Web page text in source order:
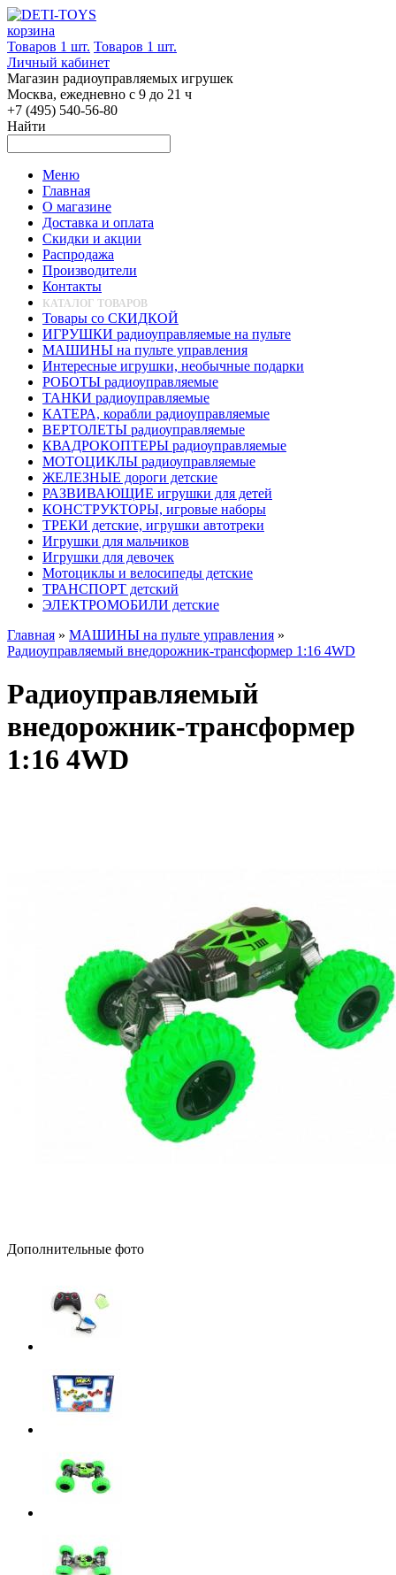
корзина
Товаров 1 шт. Товаров 1 шт.
Личный кабинет
Магазин радиоуправляемых игрушек
Москва, ежедневно с 9 до 21 ч
+7 (495) 540-56-80
Найти
Меню
Главная
О магазине
Доставка и оплата
Скидки и акции
Распродажа
Производители
Контакты
КАТАЛОГ ТОВАРОВ
Товары со СКИДКОЙ
ИГРУШКИ радиоуправляемые на пульте
МАШИНЫ на пульте управления
Интересные игрушки, необычные подарки
РОБОТЫ радиоуправляемые
ТАНКИ радиоуправляемые
КАТЕРА, корабли радиоуправляемые
ВЕРТОЛЕТЫ радиоуправляемые
КВАДРОКОПТЕРЫ радиоуправляемые
МОТОЦИКЛЫ радиоуправляемые
ЖЕЛЕЗНЫЕ дороги детские
РАЗВИВАЮЩИЕ игрушки для детей
КОНСТРУКТОРЫ, игровые наборы
ТРЕКИ детские, игрушки автотреки
Игрушки для мальчиков
Игрушки для девочек
Мотоциклы и велосипеды детские
ТРАНСПОРТ детский
ЭЛЕКТРОМОБИЛИ детские
Главная » МАШИНЫ на пульте управления »
Радиоуправляемый внедорожник-трансформер 1:16 4WD
Радиоуправляемый
внедорожник-трансформер
1:16 4WD
Дополнительные фото